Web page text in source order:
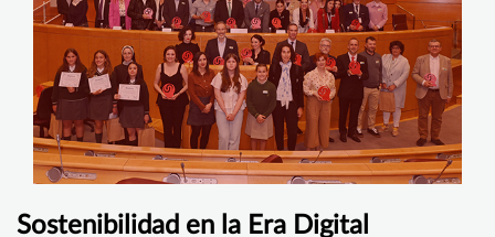
Sostenibilidad en la Era Digital